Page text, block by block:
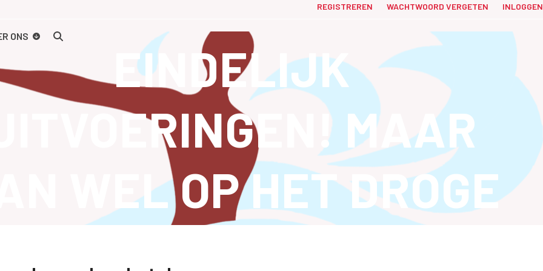
REGISTREREN WACHTWOORD VERGETEN INLOGGEN
ONS
EINDELIJK
UITVOERINGEN! MAAR
WEL OP HET DROGE